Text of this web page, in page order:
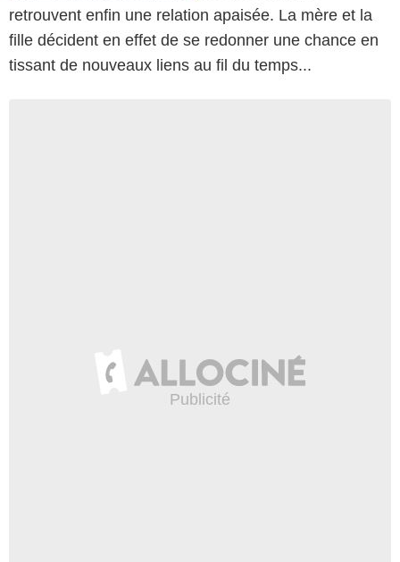
retrouvent enfin une relation apaisée. La mère et la
fille décident en effet de se redonner une chance en
tissant de nouveaux liens au fil du temps...